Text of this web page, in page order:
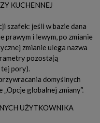
KUCHENNEJ
szafek: jeśli w bazie dana
prawym i lewym, po zmianie
zmianie ulega nazwa
pozostają
pory).
domyślnych
globalnej zmiany”.
UŻYTKOWNIKA